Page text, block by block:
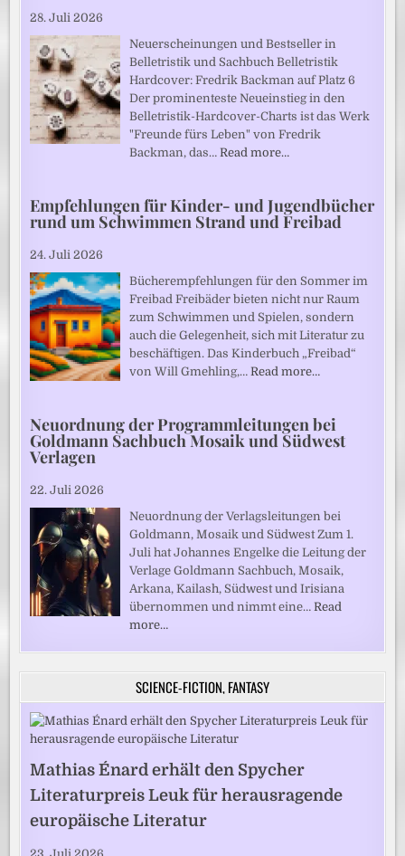
28. Juli 2026
Neuerscheinungen und Bestseller in
Belletristik und Sachbuch Belletristik
Hardcover: Fredrik Backman auf Platz 6
Der prominenteste Neueinstieg in den
Belletristik-Hardcover-Charts ist das Werk
"Freunde fürs Leben" von Fredrik
Backman, das…Read more…
Empfehlungen für Kinder- und Jugendbücher
rund um Schwimmen Strand und Freibad
24. Juli 2026
Bücherempfehlungen für den Sommer im
Freibad Freibäder bieten nicht nur Raum
zum Schwimmen und Spielen, sondern
auch die Gelegenheit, sich mit Literatur zu
beschäftigen. Das Kinderbuch „Freibad“
von Will Gmehling,…Read more…
Neuordnung der Programmleitungen bei
Goldmann Sachbuch Mosaik und Südwest
Verlagen
22. Juli 2026
Neuordnung der Verlagsleitungen bei
Goldmann, Mosaik und Südwest Zum 1.
Juli hat Johannes Engelke die Leitung der
Verlage Goldmann Sachbuch, Mosaik,
Arkana, Kailash, Südwest und Irisiana
übernommen und nimmt eine…Read
more…
SCIENCE-FICTION, FANTASY
Mathias Énard erhält den Spycher
Literaturpreis Leuk für herausragende
europäische Literatur